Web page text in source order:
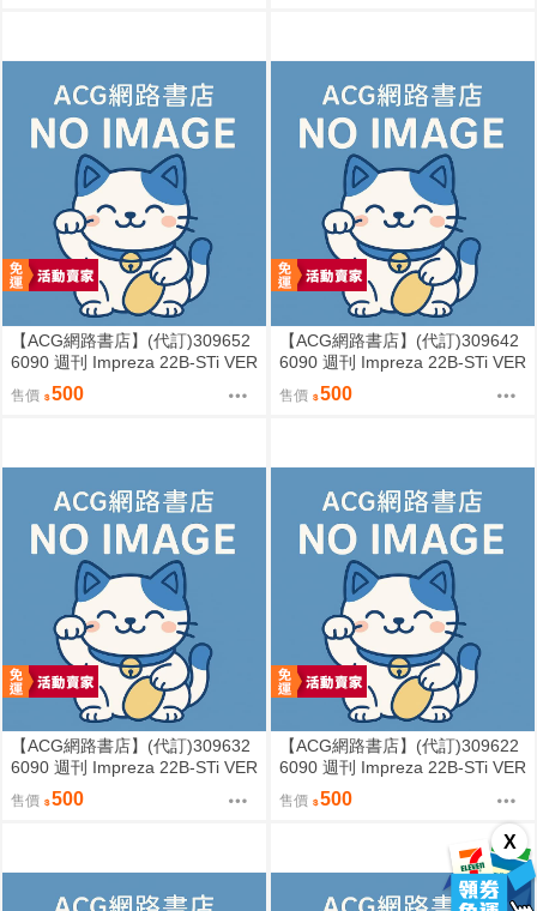
X
【ACG網路書店】(代訂)309652
6090 週刊 Impreza 22B-STi VER
SION をつくる (7)
售價 500
【ACG網路書店】(代訂)309642
6090 週刊 Impreza 22B-STi VER
SION をつくる (6)
售價 500
【ACG網路書店】(代訂)309632
6090 週刊 Impreza 22B-STi VER
SION をつくる (5)
售價 500
【ACG網路書店】(代訂)309622
6090 週刊 Impreza 22B-STi VER
SION をつくる (4)
售價 500